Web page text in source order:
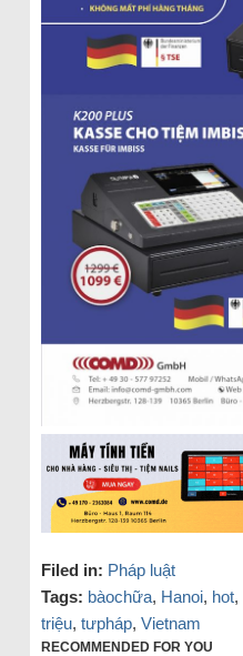
Filed in: Pháp luật
Tags: bàochữa, Hanoi, hot,
triệu, tưpháp, Vietnam
RECOMMENDED FOR YOU